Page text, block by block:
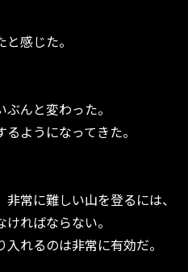
感じた。
んと変わった。
ようになってきた。
常に難しい山を登るには、
ればならない。
れるのは非常に有効だ。